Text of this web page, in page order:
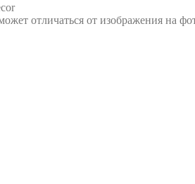
отличаться от изображения на